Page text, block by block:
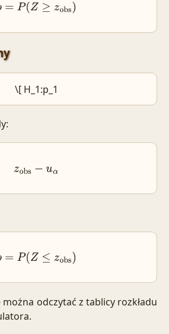
p =P(Z≥ zobs)
\[ H_1:p_1
zobs− uα
p =P(Z≤ zobs)
odczytać z tablicy rozkładu
.